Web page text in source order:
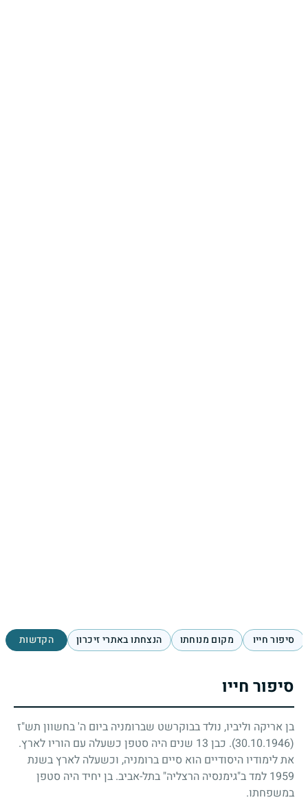
סיפור חייו מקום מנוחתו הנצחתו באתרי זיכרון הקדשות
סיפור חייו
בן אריקה וליביו, נולד בבוקרשט שברומניה ביום ה' בחשוון תש"ז
(30.10.1946)
. כבן 13 שנים היה סטפן כשעלה עם הוריו לארץ.
את לימודיו היסודיים הוא סיים ברומניה, וכשעלה לארץ בשנת
1959 למד ב"גימנסיה הרצליה" בתל-אביב. בן יחיד היה סטפן
במשפחתו.